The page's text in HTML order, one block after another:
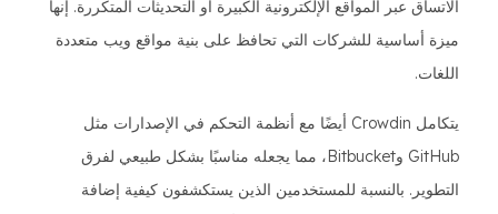
الاتساق عبر المواقع الإلكترونية الكبيرة أو التحديثات المتكررة. إنها
ميزة أساسية للشركات التي تحافظ على بنية مواقع ويب متعددة
اللغات.
يتكامل Crowdin أيضًا مع أنظمة التحكم في الإصدارات مثل
GitHub وBitbucket، مما يجعله مناسبًا بشكل طبيعي لفرق
التطوير. بالنسبة للمستخدمين الذين يستكشفون كيفية إضافة